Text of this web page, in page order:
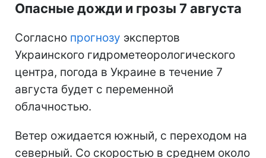
Опасные дожди и грозы 7 августа
Согласно прогнозу экспертов
Украинского гидрометеорологического
центра, погода в Украине в течение 7
августа будет с переменной
облачностью.
Ветер ожидается южный, с переходом на
северный. Со скоростью в среднем около